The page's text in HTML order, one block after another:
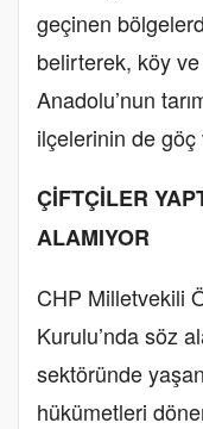
geçinen
belirterek, köy ve
Anadolu’nun
ilçelerinin de göç
ÇİFTÇİLER
ALAMIYOR
CHP Milletvekili
Kurulu’nda söz
sektöründe
hükümetleri